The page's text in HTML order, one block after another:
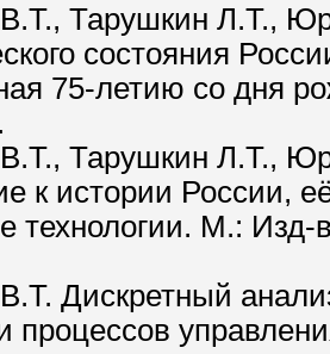
Тарушкин Л.Т.,
состояния
75-летию со дня
Тарушкин Л.Т.,
к истории России,
технологии. М.:
Дискретный
процессов